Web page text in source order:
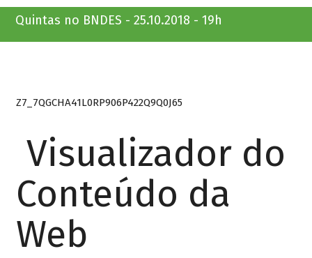
Quintas no BNDES - 25.10.2018 - 19h
Z7_7QGCHA41L0RP906P422Q9Q0J65
Visualizador do
Conteúdo da
Web